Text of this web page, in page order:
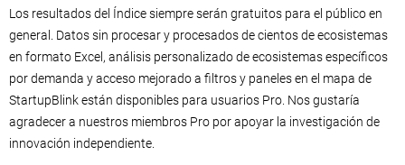
Los resultados del Índice siempre serán gratuitos para el público en
general. Datos sin procesar y procesados ​​de cientos de ecosistemas
en formato Excel, análisis personalizado de ecosistemas específicos
por demanda y acceso mejorado a filtros y paneles en el mapa de
StartupBlink están disponibles para usuarios Pro. Nos gustaría
agradecer a nuestros miembros Pro por apoyar la investigación de
innovación independiente.